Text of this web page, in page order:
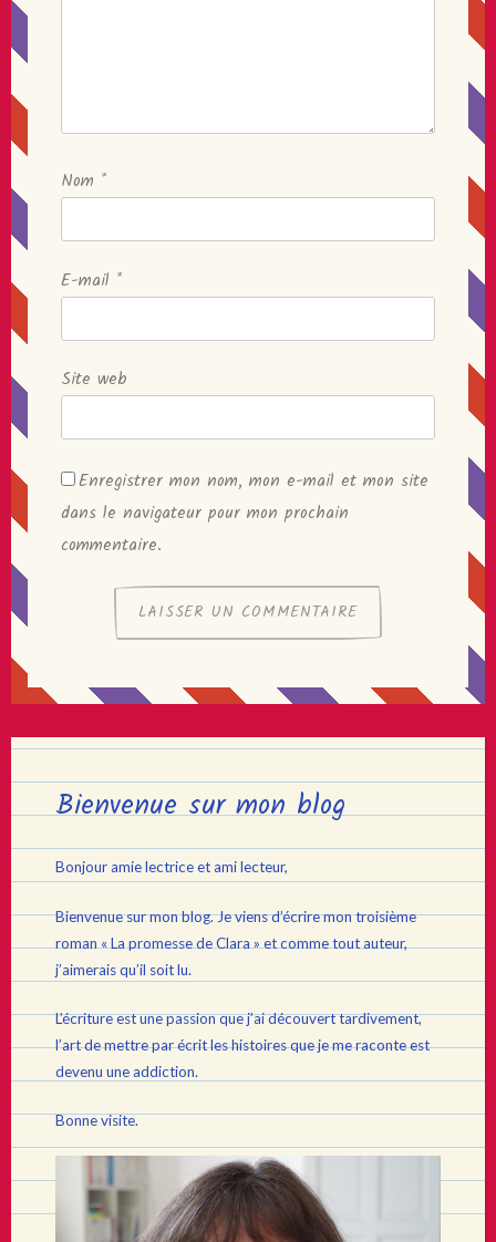
Nom *
E-mail *
Site web
Enregistrer mon nom, mon e-mail et mon site
dans le navigateur pour mon prochain
commentaire.
Bienvenue sur mon blog
Bonjour amie lectrice et ami lecteur,
Bienvenue sur mon blog. Je viens d’écrire mon troisième
roman « La promesse de Clara » et comme tout auteur,
j’aimerais qu’il soit lu.
L’écriture est une passion que j’ai découvert tardivement,
l’art de mettre par écrit les histoires que je me raconte est
devenu une addiction.
Bonne visite.